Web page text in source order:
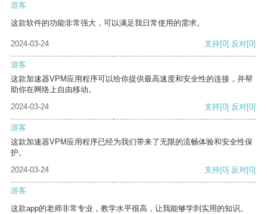
游客
这款软件的功能非常强大，可以满足我日常使用的需求。
2024-03-24 支持[0] 反对[0]
游客
这款加速器VPM应用程序可以给你提供最高速度和安全性的连接，并帮
助你在网络上自由移动。
2024-03-24
支持[0] 反对[0]
游客
这款加速器VPM应用程序已经为我们带来了无限的流畅体验和安全性保
护。
2024-03-24
支持[0] 反对[0]
游客
这款app的老师非常专业，教学水平很高，让我能够学到实用的知识。